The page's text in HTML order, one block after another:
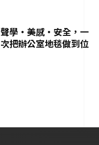
聲學・美感・安全，一
次把辦公室地毯做到位